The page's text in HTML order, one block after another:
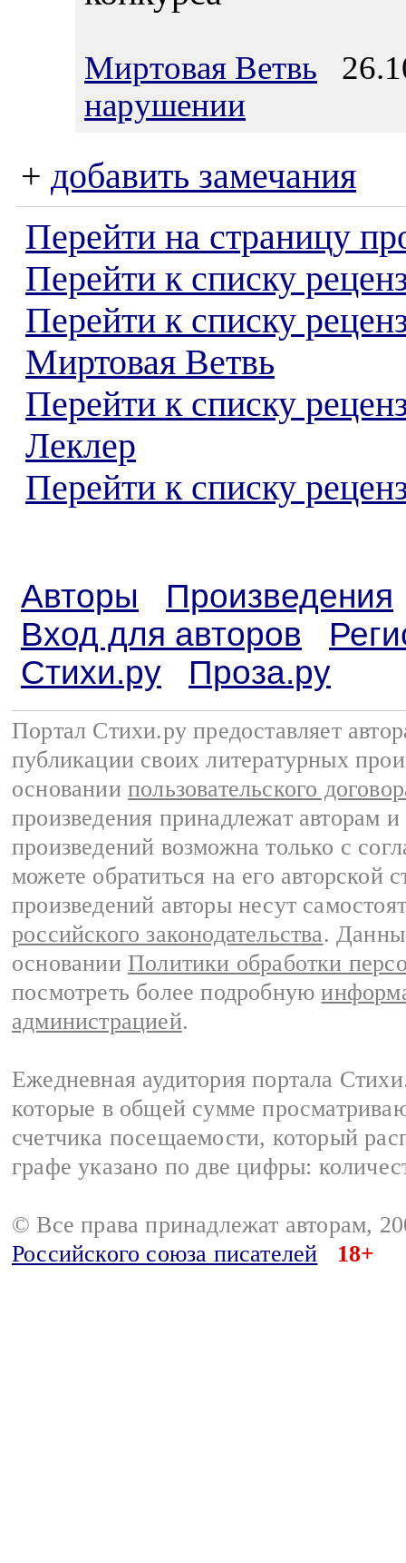
Миртовая Ветвь
нарушении
+ добавить замечания
Перейти на страницу
Перейти к списку
Перейти к списку
Миртовая Ветвь
Перейти к списку
Леклер
Перейти к списку
Авторы
Произведения
Вход для авторов
Стихи.ру
Проза.ру
Портал Стихи.ру предоставляет
публикации своих литературных
основании пользовательского
произведения принадлежат авторам
произведений возможна только с
можете обратиться на его авторской
произведений авторы несут
российского законодательства.
основании Политики обработки
посмотреть более подробную
администрацией.
Ежедневная аудитория портала
которые в общей сумме
счетчика посещаемости, который
графе указано по две цифры:
© Все права принадлежат авторам,
Российского союза писателей
18+